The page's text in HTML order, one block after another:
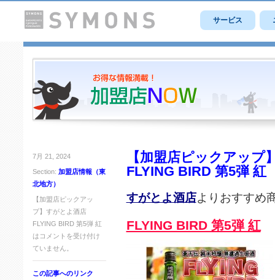
サービス
7月 21, 2024
Section: 加盟店情報（東
北地方）
【加盟店ピックアッ
プ】すがとよ酒店
FLYING BIRD 第5弾 紅
は コメントを受け付け
ていません。
この記事へのリンク
【加盟店ピックアップ
FLYING BIRD 第5弾 紅
すがとよ酒店よりおすすめ
FLYING BIRD 第5弾 紅